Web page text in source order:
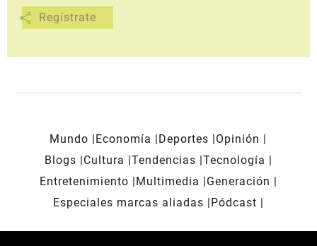
share
Mundo Economía Deportes
Opinión
Blogs
Cultura Tendencias Tecnología
Entretenimiento
Multimedia
Generación
Especiales marcas aliadas
Pódcast